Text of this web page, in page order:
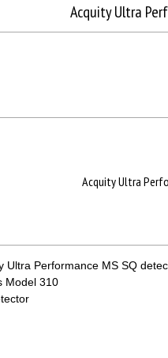
Acquity Ultra
Acquity Ultra
Ultra Performance MS SQ
Model 310